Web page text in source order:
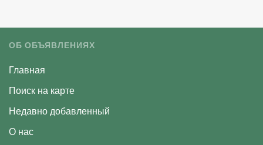
ОБ ОБЪЯВЛЕНИЯХ
Главная
Поиск на карте
Недавно добавленный
О нас